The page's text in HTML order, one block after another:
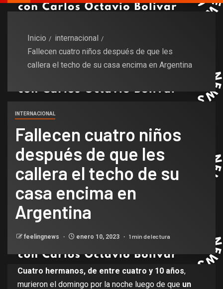
Inicio
internacional
Fallecen cuatro niños después de que les
callera el techo de su casa encima en Argentina
INTERNACIONAL
Fallecen cuatro niños
después de que les
callera el techo de su
casa encima en
Argentina
feelingnews enero 10, 2023 1 min de lectura
Cuatro hermanos, de entre cuatro y 10 años,
murieron el domingo por la noche luego de que un